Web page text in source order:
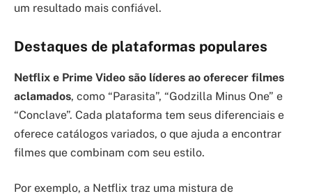
um resultado mais confiável.
Destaques de plataformas populares
Netflix e Prime Video são líderes ao oferecer filmes
aclamados, como “Parasita”, “Godzilla Minus One” e
“Conclave”. Cada plataforma tem seus diferenciais e
oferece catálogos variados, o que ajuda a encontrar
filmes que combinam com seu estilo.
Por exemplo, a Netflix traz uma mistura de